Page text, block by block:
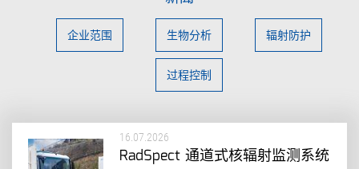
企业范围 生物分析 辐射防护
过程控制
16.07.2026
RadSpect 通道式核辐射监测系统